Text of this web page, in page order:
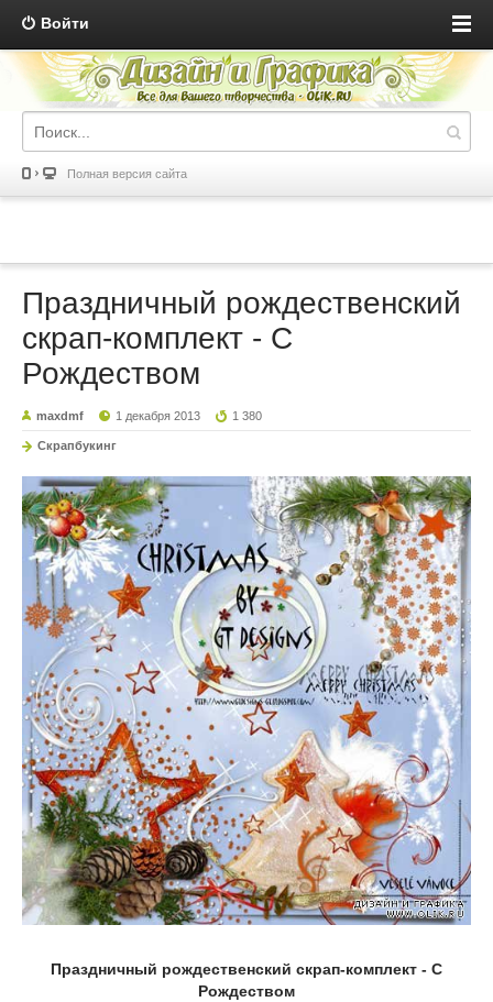
Войти
Полная версия сайта
Праздничный рождественский
скрап-комплект - С
Рождеством
maxdmf 1 декабря 2013 1 380
Скрапбукинг
Праздничный рождественский скрап-комплект - С
Рождеством